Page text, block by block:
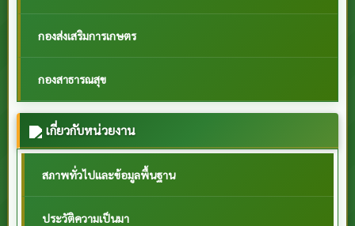
กองส่งเสริมการเกษตร
กองสาธารณสุข
เกี่ยวกับหน่วยงาน
สภาพทั่วไปและข้อมูลพื้นฐาน
ประวัติความเป็นมา